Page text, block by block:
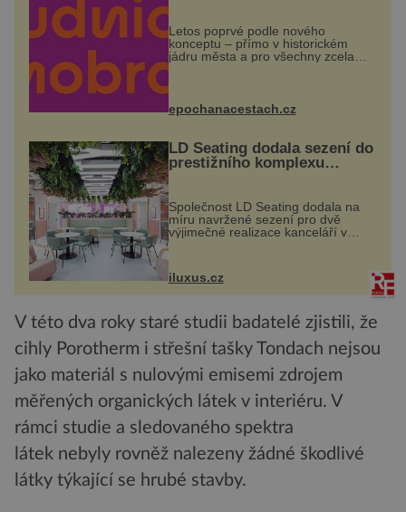
Letos poprvé podle nového
konceptu – přímo v historickém
jádru města a pro všechny zcela
zdarma. Hlavní program se
náměstí. Návštěvníci se mohou těšit
na víno, burčák, pes...
epochanacestach.cz
LD Seating dodala sezení do
prestižního komplexu
MediaCityUK v Salfordu
Společnost LD Seating dodala na
míru navržené sezení pro dvě
výjimečné realizace kanceláří v
areálu MediaCityUK v anglickém
Tower a Orange Tower. Komplex
budov Media...
iluxus.cz
V této dva roky staré studii badatelé zjistili, že
cihly Porotherm i střešní tašky Tondach nejsou
jako materiál s nulovými emisemi zdrojem
měřených organických látek v interiéru. V
rámci studie a sledovaného spektra
látek nebyly rovněž nalezeny žádné škodlivé
látky týkající se hrubé stavby.